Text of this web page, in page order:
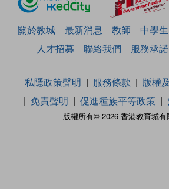
關於教城 最新消息 教師 中學生
人才招募
聯絡我們 服務承諾
版權所有© 2026 香港教育城有
私隱政策聲明 服務條款
版權
免責聲明
促進種族平等政策